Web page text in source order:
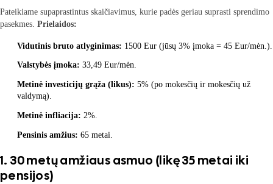
Pateikiame supaprastintus skaičiavimus, kurie padės geriau suprasti sprendimo
pasekmes. Prielaidos:
Vidutinis bruto atlyginimas: 1500 Eur (jūsų 3% įmoka = 45 Eur/mėn.).
Valstybės įmoka: 33,49 Eur/mėn.
Metinė investicijų grąža (likus): 5% (po mokesčių ir mokesčių už
valdymą).
Metinė infliacija: 2%.
Pensinis amžius: 65 metai.
1. 30 metų amžiaus asmuo (likę 35 metai iki
pensijos)